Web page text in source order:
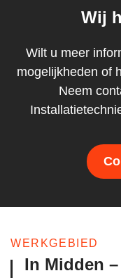
Wij
Wilt u meer
mogelijkheden of
Neem
WERKGEBIED
In Midden